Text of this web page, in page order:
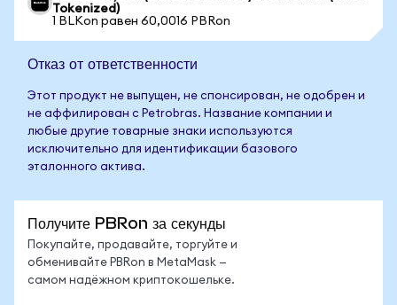
Tokenized)
1 BLKon равен 60,0016 PBRon
Отказ от ответственности
Этот продукт не выпущен, не спонсирован, не одобрен и
не аффилирован с Petrobras. Название компании и
любые другие товарные знаки используются
исключительно для идентификации базового
эталонного актива.
Получите PBRon за секунды
Покупайте, продавайте, торгуйте и
обменивайте PBRon в MetaMask —
самом надёжном криптокошельке.